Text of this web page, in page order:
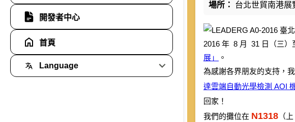
開發者中心
首頁
Language
場所：
台北世貿南港展
2016 年 8 月 31 日（三）
展」
。
為感謝各界朋友的支持，
達雲端自動光學檢測 AOI
回家！
我們的攤位在 N1318 （